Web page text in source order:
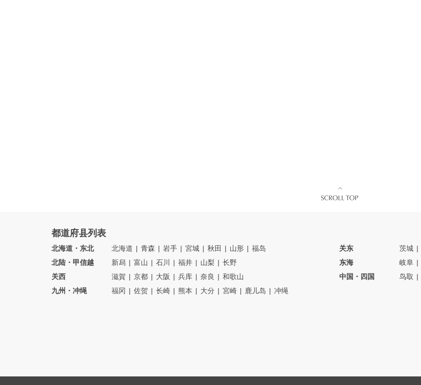
都道府县列表
北海道・东北 北海道 青森 岩手 宮城 秋田 山形 福岛 关东 茨城
北陆・甲信越
新舄 富山 石川 福井 山梨 长野 东海 岐阜
关西
滋賀 京都 大阪 兵库 奈良 和歌山 中国・四国 鸟取
九州・冲绳
福冈 佐贺 长崎 熊本 大分 宮崎 鹿儿岛 冲绳